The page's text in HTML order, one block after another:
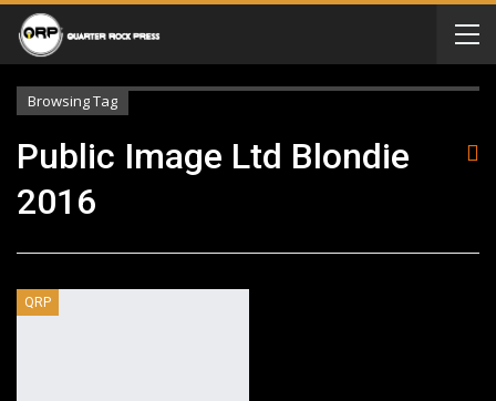
Browsing Tag
Public Image Ltd Blondie
2016
QRP